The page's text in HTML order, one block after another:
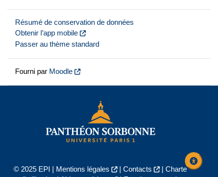
Résumé de conservation de données
Obtenir l’app mobile
Passer au thème standard
Fourni par Moodle
© 2025 EPI | Mentions légales | Contacts | Charte